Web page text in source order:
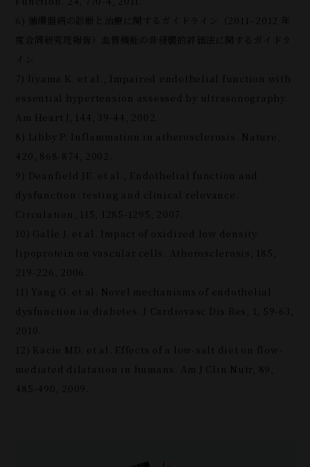
6) 循環器病の診断と治療に関するガイドライン（2011‒2012 年
度合同研究班報告）血管機能の非侵襲的評価法に関するガイドラ
7) Iiyama K. et al., Impaired endothelial function with
essential hypertension assessed by ultrasonography.
Am Heart J, 144, 39-44, 2002.
8) Libby P. Inflammation in atherosclerosis. Nature,
420, 868-874, 2002.
9) Deanfield JE. et al., Endothelial function and
dysfunction: testing and clinical relevance.
Circulation, 115, 1285-1295, 2007.
10) Galle J. et al. Impact of oxidized low density
lipoprotein on vascular cells. Atherosclerosis, 185,
219-226, 2006.
11) Yang G. et al. Novel mechanisms of endothelial
dysfunction in diabetes. J Cardiovasc Dis Res, 1, 59-63,
2010.
12) Kacie MD. et al. Effects of a low-salt diet on flow-
mediated dilatation in humans. Am J Clin Nutr, 89,
485-490, 2009.